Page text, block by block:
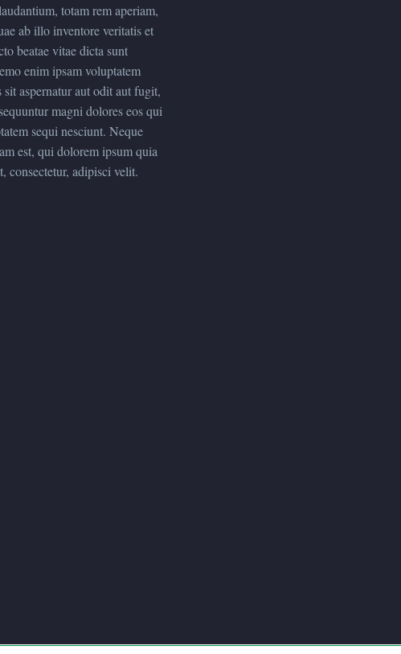
totam rem aperiam,
ab illo inventore veritatis et
beatae vitae dicta sunt
enim ipsam voluptatem
sit aspernatur aut odit aut fugit,
magni dolores eos qui
sequi nesciunt. Neque
est, qui dolorem ipsum quia
consectetur, adipisci velit.